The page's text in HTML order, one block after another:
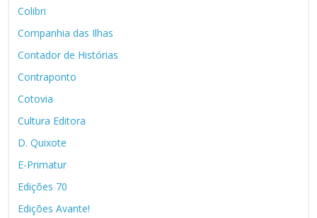
Colibri
Companhia das Ilhas
Contador de Histórias
Contraponto
Cotovia
Cultura Editora
D. Quixote
E-Primatur
Edições 70
Edições Avante!